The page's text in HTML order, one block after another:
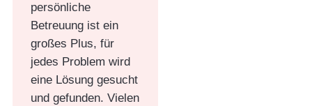
persönliche
Betreuung ist ein
großes Plus, für
jedes Problem wird
eine Lösung gesucht
und gefunden. Vielen